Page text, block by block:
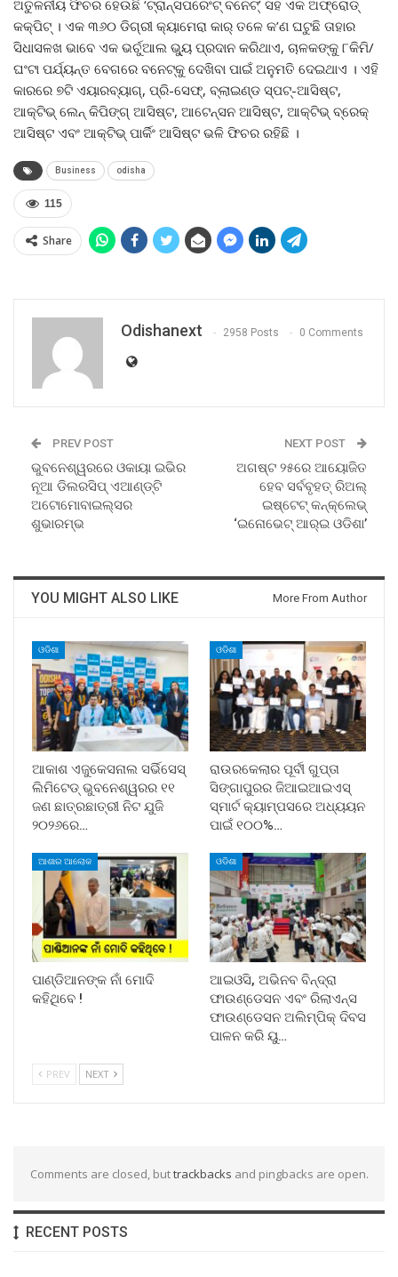
ଅତୁଳନୀୟ ଫିଚର ହେଉଛି ‘ଟ୍ରାନ୍ସପରେଂଟ୍ ବନେଟ୍‌’ ସହ ଏକ ଅଫ୍‌ରୋଡ୍
କକ୍‌ପିଟ୍ । ଏକ ୩୬୦ ଡିଗ୍ରୀ କ୍ୟାମେରା କାର୍ ତଳେ କ’ଣ ଘଟୁଛି ତାହାର
ସିଧାସଳଖ ଭାବେ ଏକ ଭର୍ଚୁଆଲ ଭ୍ୟୁ ପ୍ରଦାନ କରିଥାଏ, ଚାଳକଙ୍କୁ ୮କିମି/
ଘଂଟା ପର୍ଯ୍ୟନ୍ତ ବେଗରେ ବନେଟ୍‌କୁ ଦେଖିବା ପାଇଁ ଅନୁମତି ଦେଇଥାଏ । ଏହି
କାରରେ ୭ଟି ଏୟାରବ୍ୟାଗ୍‌, ପ୍ରି-ସେଫ୍‌, ବ୍ଲାଇଣ୍ଡ ସ୍ପଟ୍‌-ଆସିଷ୍ଟ,
ଆକ୍ଟିଭ୍ ଲେନ୍ କିପିଙ୍ଗ୍ ଆସିଷ୍ଟ, ଆଟେନ୍‌ସନ ଆସିଷ୍ଟ, ଆକ୍ଟିଭ୍ ବ୍ରେକ୍
ଆସିଷ୍ଟ ଏବଂ ଆକ୍ଟିଭ୍ ପାର୍କିଂ ଆସିଷ୍ଟ ଭଳି ଫିଚର ରହିଛି ।
Business odisha
115
Share
Odishanext 2958 Posts 0 Comments
PREV POST
ଭୁବନେଶ୍ୱରରେ ଓକାୟା ଇଭିର
ନୂଆ ଡିଲରସିପ୍ ଏଆଣ୍ଡ୍‌ଟି
ଅଟୋମୋବାଇଲ୍ସର
ଶୁଭାରମ୍ଭ
NEXT POST
ଅଗଷ୍ଟ ୨୫ରେ ଆୟୋଜିତ
ହେବ ସର୍ବବୃହତ୍ ରିଅଲ୍
ଇଷ୍ଟେଟ୍ କନ୍‌କ୍ଲେଭ୍
‘ଇନୋଭେଟ୍ ଆର୍‌ଇ ଓଡିଶା’
YOU MIGHT ALSO LIKE More From Author
ଓଡିଶା
ଆକାଶ ଏଜୁକେସନାଲ ସର୍ଭିସେସ୍
ଲିମିଟେଡ୍ ଭୁବନେଶ୍ୱରର ୧୧
ଜଣ ଛାତ୍ରଛାତ୍ରୀ ନିଟ ଯୁଜି
୨୦୨୬ରେ…
ଓଡିଶା
ରାଉରକେଲାର ପୂର୍ବୀ ଗୁପ୍ତା
ସିଙ୍ଗାପୁରର ଜିଆଇଆଇଏସ୍
ସ୍ମାର୍ଟ କ୍ୟାମ୍ପସରେ ଅଧ୍ୟୟନ
ପାଇଁ ୧୦୦%…
ଆଶାର ଆଲୋକ
ପାଣ୍ଡିଆନଙ୍କ ନାଁ ମୋଦି
କହିଥିବେ !
ଓଡିଶା
ଆଇଓସି, ଅଭିନବ ବିନ୍ଦ୍ରା
ଫାଉଣ୍ଡେସନ ଏବଂ ରିଲାଏନ୍ସ
ଫାଉଣ୍ଡେସନ ଅଲିମ୍ପିକ୍ ଦିବସ
ପାଳନ କରି ୟୁ…
PREV NEXT
Comments are closed, buttrackbacks and pingbacks are open.
RECENT POSTS